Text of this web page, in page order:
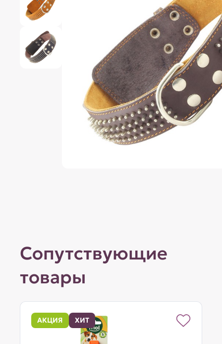
Сопутствующие
товары
АКЦИЯ ХИТ